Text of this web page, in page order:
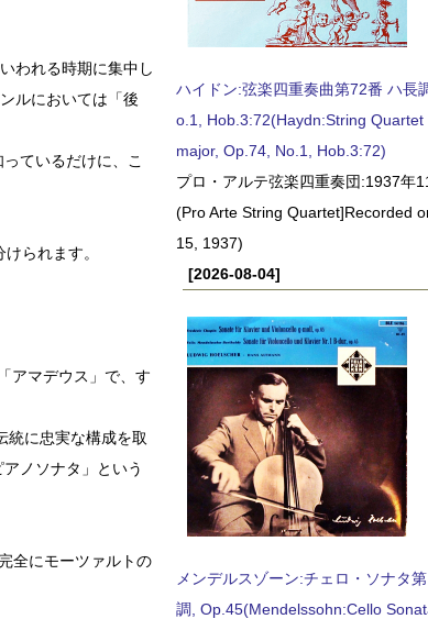
われる時期に集中し
ルにおいては「後
ているだけに、こ
られます。
アマデウス」で、す
統に忠実な構成を取
ノソナタ」という
全にモーツァルトの
ハイドン:弦楽四重奏曲第72番 ハ長
o.1, Hob.3:72(Haydn:String Quartet
major, Op.74, No.1, Hob.3:72)
プロ・アルテ弦楽四重奏団:1937年
(Pro Arte String Quartet]Recorded
15, 1937)
[2026-08-04]
メンデルスゾーン:チェロ・ソナタ
調, Op.45(Mendelssohn:Cello